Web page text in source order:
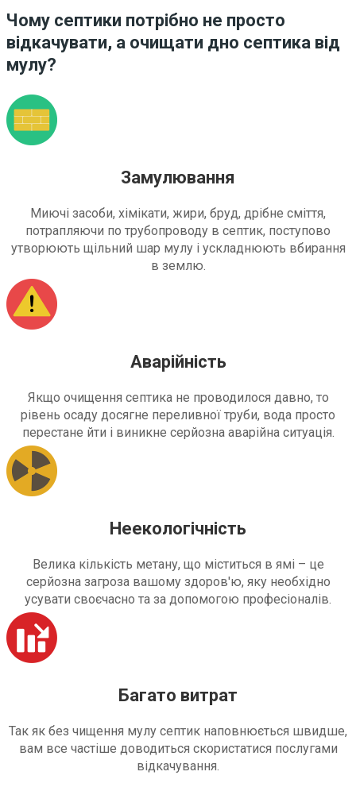
Чому септики потрібно не просто
відкачувати, а очищати дно септика від
мулу?
Замулювання
Миючі засоби, хімікати, жири, бруд, дрібне сміття,
потрапляючи по трубопроводу в септик, поступово
утворюють щільний шар мулу і ускладнюють вбирання
в землю.
Аварійність
Якщо очищення септика не проводилося давно, то
рівень осаду досягне переливної труби, вода просто
перестане йти і виникне серйозна аварійна ситуація.
Неекологічність
Велика кількість метану, що міститься в ямі – це
серйозна загроза вашому здоров'ю, яку необхідно
усувати своєчасно та за допомогою професіоналів.
Багато витрат
Так як без чищення мулу септик наповнюється швидше,
вам все частіше доводиться скористатися послугами
відкачування.